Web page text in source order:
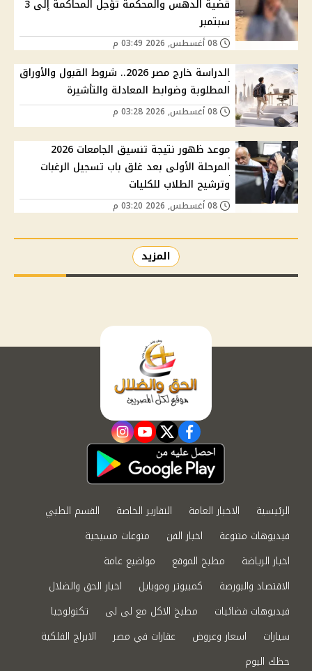
قضية الدهس والمحكمة تؤجل المحاكمة إلى 3
سبتمبر
الدراسة خارج مصر 2026.. شروط القبول والأوراق
المطلوبة وضوابط المعادلة والتأشيرة
موعد ظهور نتيجة تنسيق الجامعات 2026
المرحلة الأولى بعد غلق باب تسجيل الرغبات
وترشيح الطلاب للكليات
المزيد
facebook
twitter
youtube
instagram
الرئيسية الاخبار العامة التقارير الخاصة
القسم الطبي
فيديوهات متنوعة
اخبار الفن
منوعات مسيحية
اخبار الرياضة
مطبخ الموقع
مواضيع عامة
الاقتصاد والبورصة
كمبيوتر وموبايل
اخبار الحق والضلال
فيديوهات فضائيات
مطبخ الاكل مع لى لى
تكنولوجيا
سيارات
اسعار وعروض عقارات في مصر
الابراج الفلكية
حظك اليوم